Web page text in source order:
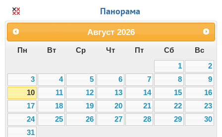
Панорама
Август 2026
Пн Вт Ср Чт Пт Сб
Вс
1
2
3
4 5 6 7 8
9
10
11 12 13 14 15
16
17
18 19 20 21 22
23
24
25 26 27 28 29
30
31